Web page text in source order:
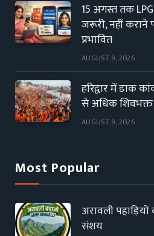
15 अगस्त तक
जरूरी, नहीं कराने
प्रभावित
AUGUST 9, 2026
हरिद्वार में डाक
से अधिक
AUGUST 9, 2026
Most Popular
अरावली
संशय